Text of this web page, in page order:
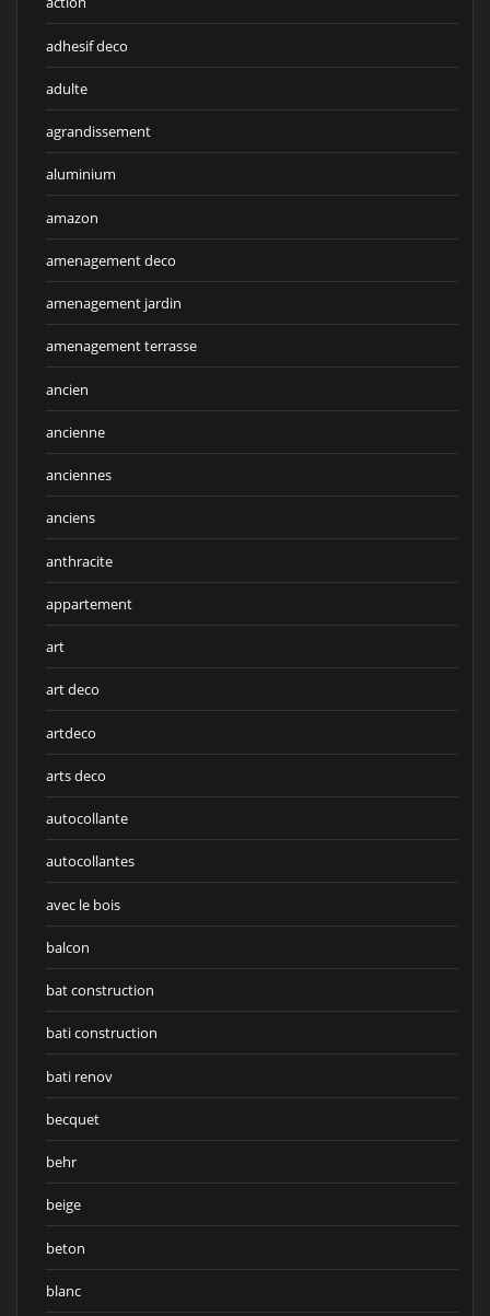
adhesif deco
adulte
agrandissement
aluminium
amazon
amenagement deco
amenagement jardin
amenagement terrasse
ancien
ancienne
anciennes
anciens
anthracite
appartement
art
art deco
artdeco
arts deco
autocollante
autocollantes
avec le bois
balcon
bat construction
bati construction
bati renov
becquet
behr
beige
beton
blanc